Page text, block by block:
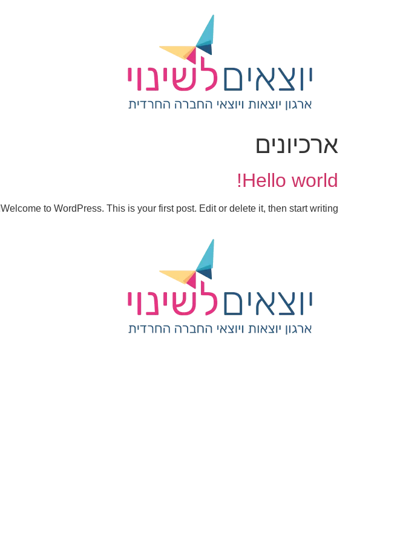
ארכיונים
Hello world!
Welcome to WordPress. This is your first post. Edit or delete it, then start writing!